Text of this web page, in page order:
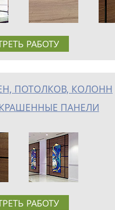
РАБОТУ
ПОТОЛКОВ, КОЛОНН
ПАНЕЛИ
РАБОТУ